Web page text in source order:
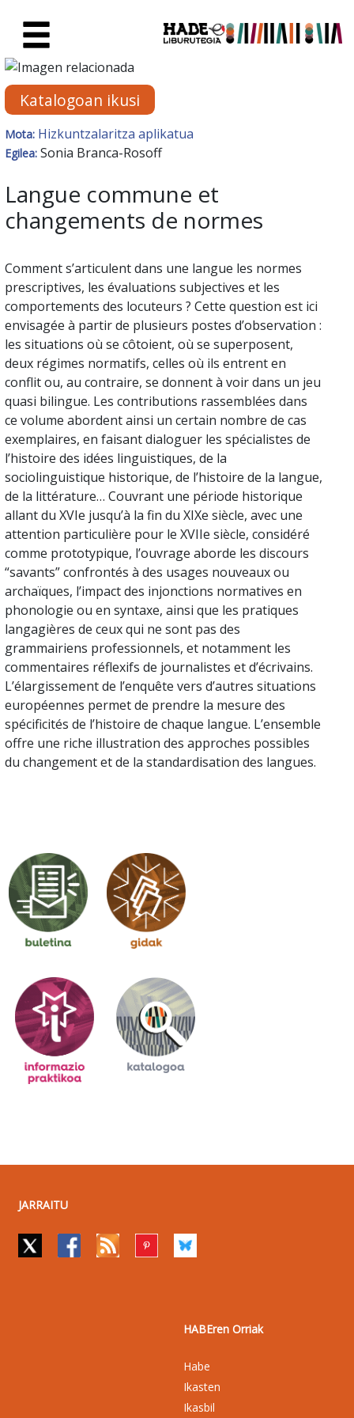
Eskuratu berriak Fitxa -
Katalogoan ikusi
Mota: Hizkuntzalaritza aplikatua
Egilea: Sonia Branca-Rosoff
Langue commune et
changements de normes
Comment s’articulent dans une langue les normes
prescriptives, les évaluations subjectives et les
comportements des locuteurs ? Cette question est ici
envisagée à partir de plusieurs postes d’observation :
les situations où se côtoient, où se superposent,
deux régimes normatifs, celles où ils entrent en
conflit ou, au contraire, se donnent à voir dans un jeu
quasi bilingue. Les contributions rassemblées dans
ce volume abordent ainsi un certain nombre de cas
exemplaires, en faisant dialoguer les spécialistes de
l’histoire des idées linguistiques, de la
sociolinguistique historique, de l’histoire de la langue,
de la littérature… Couvrant une période historique
allant du XVIe jusqu’à la fin du XIXe siècle, avec une
attention particulière pour le XVIIe siècle, considéré
comme prototypique, l’ouvrage aborde les discours
“savants” confrontés à des usages nouveaux ou
archaïques, l’impact des injonctions normatives en
phonologie ou en syntaxe, ainsi que les pratiques
langagières de ceux qui ne sont pas des
grammairiens professionnels, et notamment les
commentaires réflexifs de journalistes et d’écrivains.
L’élargissement de l’enquête vers d’autres situations
européennes permet de prendre la mesure des
spécificités de l’histoire de chaque langue. L’ensemble
offre une riche illustration des approches possibles
du changement et de la standardisation des langues.
JARRAITU
HABEren Orriak
Habe
Ikasten
Ikasbil